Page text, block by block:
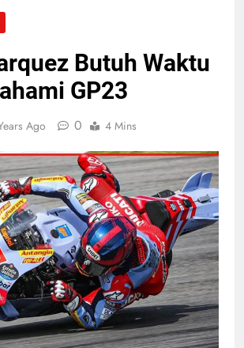
Butuh Waktu
GP23
Ago 0 4 Mins